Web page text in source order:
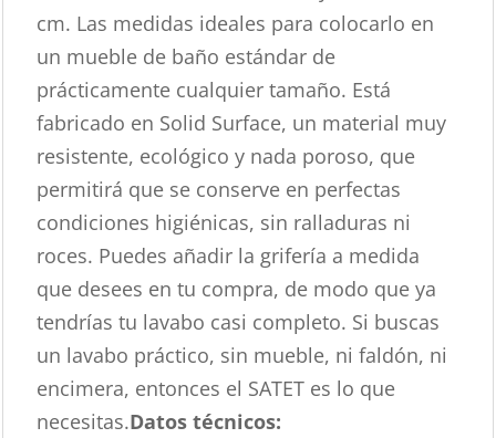
cm. Las medidas ideales para colocarlo en
un mueble de baño estándar de
prácticamente cualquier tamaño. Está
fabricado en Solid Surface, un material muy
resistente, ecológico y nada poroso, que
permitirá que se conserve en perfectas
condiciones higiénicas, sin ralladuras ni
roces. Puedes añadir la grifería a medida
que desees en tu compra, de modo que ya
tendrías tu lavabo casi completo. Si buscas
un lavabo práctico, sin mueble, ni faldón, ni
encimera, entonces el SATET es lo que
necesitas.Datos técnicos: